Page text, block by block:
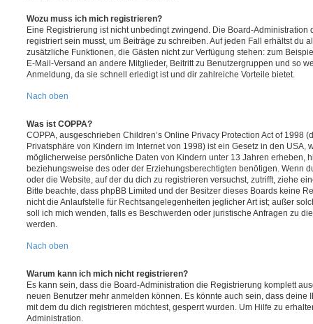
Wozu muss ich mich registrieren?
Eine Registrierung ist nicht unbedingt zwingend. Die Board-Administration
registriert sein musst, um Beiträge zu schreiben. Auf jeden Fall erhältst du
zusätzliche Funktionen, die Gästen nicht zur Verfügung stehen: zum
E-Mail-Versand an andere Mitglieder, Beitritt zu Benutzergruppen und so
Anmeldung, da sie schnell erledigt ist und dir zahlreiche Vorteile bietet.
Nach oben
Was ist COPPA?
COPPA, ausgeschrieben Children’s Online Privacy Protection Act of 1998
Privatsphäre von Kindern im Internet von 1998) ist ein Gesetz in den USA,
möglicherweise persönliche Daten von Kindern unter 13 Jahren erheben,
beziehungsweise des oder der Erziehungsberechtigten benötigen. Wenn
oder die Website, auf der du dich zu registrieren versuchst, zutrifft, ziehe
Bitte beachte, dass phpBB Limited und der Besitzer dieses Boards keine
nicht die Anlaufstelle für Rechtsangelegenheiten jeglicher Art ist; außer
soll ich mich wenden, falls es Beschwerden oder juristische Anfragen zu
werden.
Nach oben
Warum kann ich mich nicht registrieren?
Es kann sein, dass die Board-Administration die Registrierung komplett
neuen Benutzer mehr anmelden können. Es könnte auch sein, dass deine
mit dem du dich registrieren möchtest, gesperrt wurden. Um Hilfe zu
Administration.